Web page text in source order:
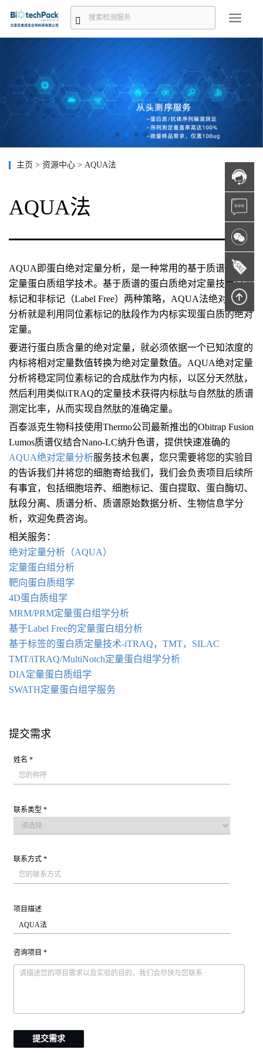
主页 > 资源中心 > AQUA法
AQUA法
AQUA即蛋白绝对定量分析，是一种常用的基于质谱的靶向
定量蛋白质组学技术。基于质谱的蛋白质绝对定量技术分为
标记和非标记（Label Free）两种策略，AQUA法绝对定量
分析就是利用同位素标记的肽段作为内标实现蛋白质的绝对
定量。
要进行蛋白质含量的绝对定量，就必须依据一个已知浓度的
内标将相对定量数值转换为绝对定量数值。AQUA绝对定量
分析将稳定同位素标记的合成肽作为内标，以区分天然肽，
然后利用类似iTRAQ的定量技术获得内标肽与自然肽的质谱
测定比率，从而实现自然肽的准确定量。
百泰派克生物科技使用Thermo公司最新推出的Obitrap Fusion
Lumos质谱仪结合Nano-LC纳升色谱，提供快速准确的
AQUA绝对定量分析服务技术包裹，您只需要将您的实验目
的告诉我们并将您的细胞寄给我们，我们会负责项目后续所
有事宜，包括细胞培养、细胞标记、蛋白提取、蛋白酶切、
肽段分离、质谱分析、质谱原始数据分析、生物信息学分
析，欢迎免费咨询。
相关服务：
绝对定量分析（AQUA）
定量蛋白组分析
靶向蛋白质组学
4D蛋白质组学
MRM/PRM定量蛋白组学分析
基于Label Free的定量蛋白组分析
基于标签的蛋白质定量技术-iTRAQ，TMT，SILAC
TMT/iTRAQ/MultiNotch定量蛋白组学分析
DIA定量蛋白质组学
SWATH定量蛋白组学服务
提交需求
姓名 *
联系类型 *
联系方式 *
项目描述
咨询项目 *
提交需求